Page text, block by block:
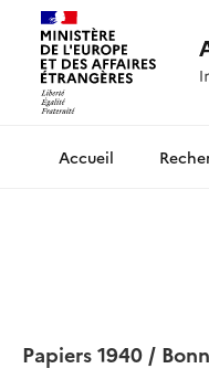
Archives
Papiers 1940 /